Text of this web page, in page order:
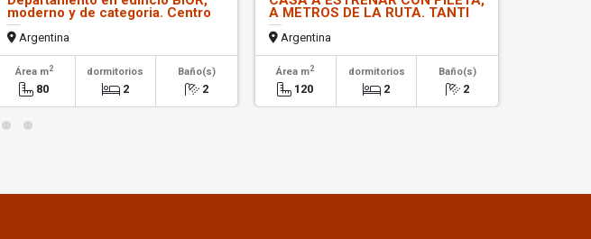
moderno y de categoria. Centro
Argentina
Área m2
80
dormitorios
2
Baño(s)
2
A METROS DE LA RUTA. TANTI
Argentina
Área m2
120
dormitorios
2
Baño(s)
2